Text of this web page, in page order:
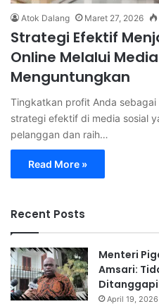
Atok Dalang Maret 27, 2026
Strategi Efektif
Online Melalui
Menguntungkan
Tingkatkan profit Anda
strategi efektif di media sosial
pelanggan dan raih…
Read More »
Recent Posts
Menteri
Amsari:
April 19, 2026